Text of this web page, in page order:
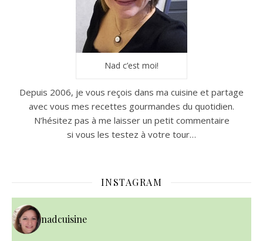
Nad c’est moi!
Depuis 2006, je vous reçois dans ma cuisine et partage
avec vous mes recettes gourmandes du quotidien.
N’hésitez pas à me laisser un petit commentaire
si vous les testez à votre tour…
INSTAGRAM
nadcuisine